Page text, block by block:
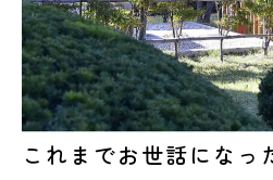
これまでお世話になっ